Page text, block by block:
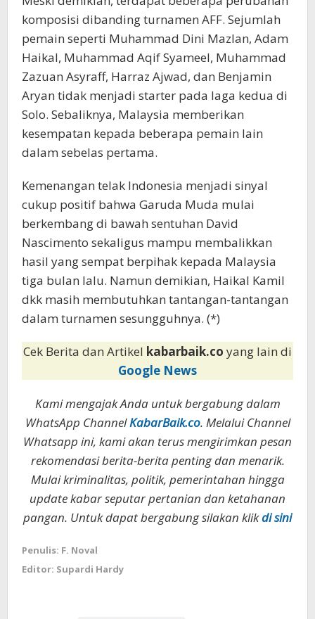
komposisi dibanding turnamen AFF. Sejumlah
pemain seperti Muhammad Dini Mazlan, Adam
Haikal, Muhammad Aqif Syameel, Muhammad
Zazuan Asyraff, Harraz Ajwad, dan Benjamin
Aryan tidak menjadi starter pada laga kedua di
Solo. Sebaliknya, Malaysia memberikan
kesempatan kepada beberapa pemain lain
dalam sebelas pertama.
Kemenangan telak Indonesia menjadi sinyal
cukup positif bahwa Garuda Muda mulai
berkembang di bawah sentuhan David
Nascimento sekaligus mampu membalikkan
hasil yang sempat berpihak kepada Malaysia
tiga bulan lalu. Namun demikian, Haikal Kamil
dkk masih membutuhkan tantangan-tantangan
dalam turnamen sesungguhnya. (*)
Cek Berita dan Artikel kabarbaik.co yang lain di
Google News
Kami mengajak Anda untuk bergabung dalam
WhatsApp ChannelKabarBaik.co. Melalui Channel
Whatsapp ini, kami akan terus mengirimkan pesan
rekomendasi berita-berita penting dan menarik.
Mulai kriminalitas, politik, pemerintahan hingga
update kabar seputar pertanian dan ketahanan
pangan. Untuk dapat bergabung silakan klikdi sini
Penulis: F. Noval
Editor: Supardi Hardy